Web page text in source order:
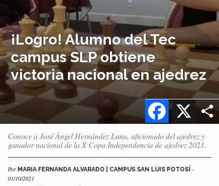
¡Logro! Alumno del Tec
campus SLP obtiene
victoria nacional en ajedrez
X
Facebook
Conoce a José Ángel Hernández Luna, aficionado del ajedrez y
ganador nacional de la X Copa Independencia de ajedrez 2021.
Por MARIA FERNANDA ALVARADO | CAMPUS SAN LUIS POTOSÍ -
01/10/2021